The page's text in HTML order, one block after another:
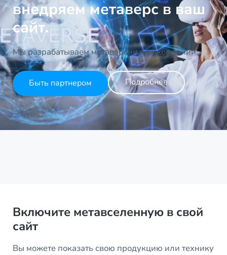
внедряем метаверс в ваш
сайт.
Мы разрабатываем метаверсии для компаний.
Быть партнером Подробнее
Включите метавселенную в свой
сайт
Вы можете показать свою продукцию или технику